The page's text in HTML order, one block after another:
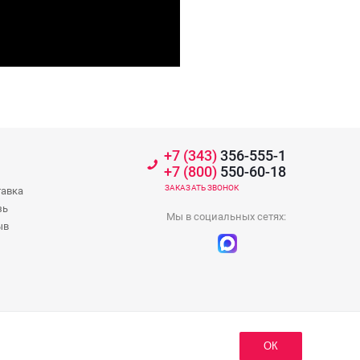
+7 (343)356-555-1
+7 (800) 550-60-18
ЗАКАЗАТЬ ЗВОНОК
Мы в социальных сетях:
ОК